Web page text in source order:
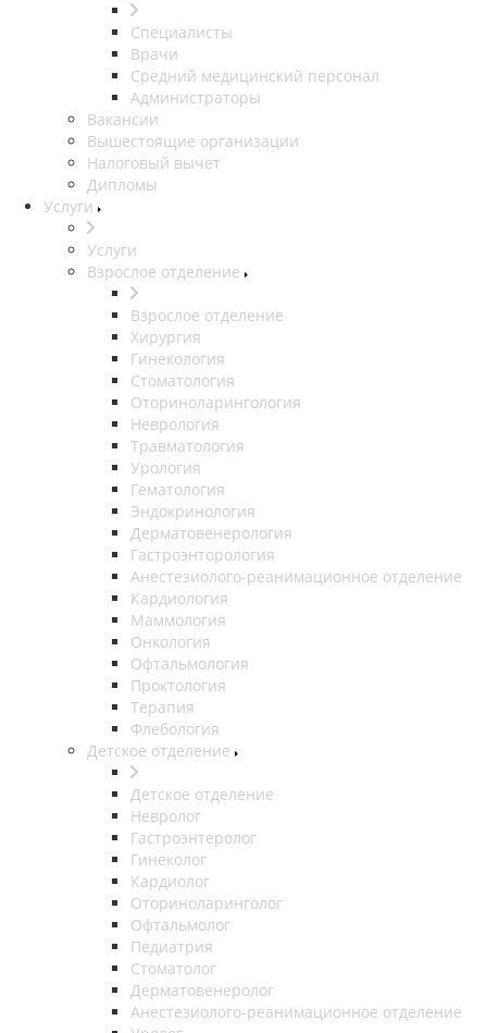
Специалисты
Врачи
Средний медицинский персонал
Администраторы
Вакансии
Вышестоящие организации
Налоговый вычет
Дипломы
Услуги
Услуги
Взрослое отделение
Взрослое отделение
Хирургия
Гинекология
Стоматология
Оториноларингология
Неврология
Травматология
Урология
Гематология
Эндокринология
Дерматовенерология
Гастроэнторология
Анестезиолого-реанимационное отделение
Кардиология
Маммология
Онкология
Офтальмология
Проктология
Терапия
Флебология
Детское отделение
Детское отделение
Невролог
Гастроэнтеролог
Гинеколог
Кардиолог
Оториноларинголог
Офтальмолог
Педиатрия
Стоматолог
Дерматовенеролог
Анестезиолого-реанимационное отделение